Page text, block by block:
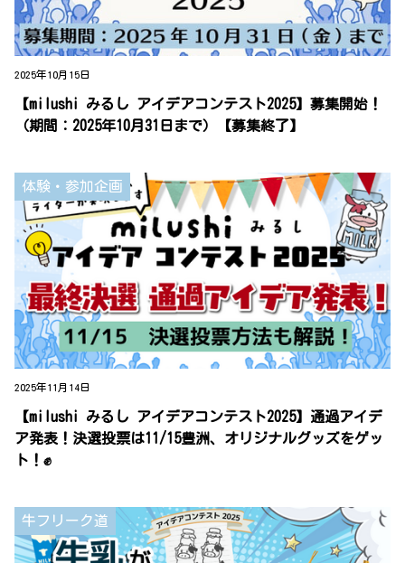
2025年10月15日
【milushi みるし アイデアコンテスト2025】募集開始！
（期間：2025年10月31日まで）【募集終了】
体験・参加企画
2025年11月14日
【milushi みるし アイデアコンテスト2025】通過アイデ
ア発表！決選投票は11/15豊洲、オリジナルグッズをゲッ
ト！✊
牛フリーク道